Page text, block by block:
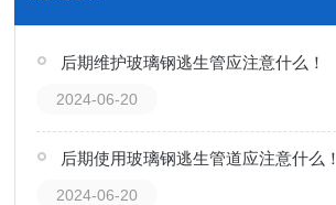
后期维护玻璃钢逃生管应注意什么！
2024-06-20
后期使用玻璃钢逃生管道应注意什么！
2024-06-20